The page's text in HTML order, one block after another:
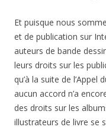
Et puisque nous
et de publication sur
auteurs de bande
leurs droits sur les
qu’à la suite de
aucun accord n’a
des droits sur les
illustrateurs de livre se